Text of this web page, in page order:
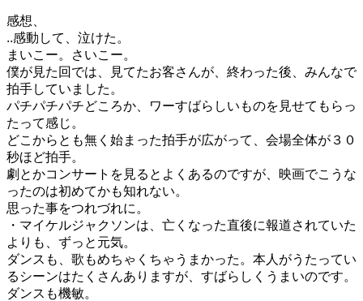
感想、
..感動して、泣けた。
まいこー。さいこー。
僕が見た回では、見てたお客さんが、終わった後、みんなで
拍手していました。
パチパチパチどころか、ワーすばらしいものを見せてもらっ
たって感じ。
どこからとも無く始まった拍手が広がって、会場全体が３０
秒ほど拍手。
劇とかコンサートを見るとよくあるのですが、映画でこうな
ったのは初めてかも知れない。
思った事をつれづれに。
・マイケルジャクソンは、亡くなった直後に報道されていた
よりも、ずっと元気。
ダンスも、歌もめちゃくちゃうまかった。本人がうたってい
るシーンはたくさんありますが、すばらしくうまいのです。
ダンスも機敏。